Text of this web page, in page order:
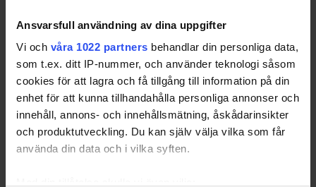
Ansvarsfull användning av dina uppgifter
Vi och våra 1022 partners behandlar din personliga data,
som t.ex. ditt IP-nummer, och använder teknologi såsom
cookies för att lagra och få tillgång till information på din
enhet för att kunna tillhandahålla personliga annonser och
innehåll, annons- och innehållsmätning, åskådarinsikter
och produktutveckling. Du kan själv välja vilka som får
använda din data och i vilka syften.
29 Kastbom, Patrik
2005-01-
RW L
Siwert-Andersson,
Leo
01
SWE
32 Wickström, Oskar
2005-12-
10
CE L SWE
33 Fellers, Erik
2005-12-
25
CE L SWE
67 Nordmark, Eric
2005-05-
LW